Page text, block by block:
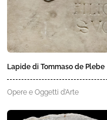
Lapide di Tommaso de Plebe
Opere e Oggetti d'Arte